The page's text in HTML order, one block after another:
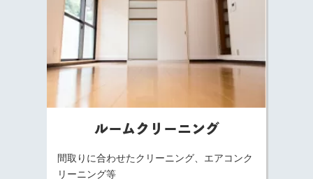
ルームクリーニング
間取りに合わせたクリーニング、エアコンク
リーニング等